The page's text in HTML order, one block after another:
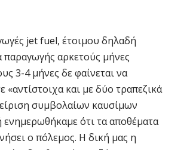
jet fuel, έτοιμου δηλαδή
παραγωγής αρκετούς μήνες
3-4 μήνες δε φαίνεται να
και με δύο τραπεζικά
συμβολαίων καυσίμων
ότι τα αποθέματα
ο πόλεμος. Η δική μας η